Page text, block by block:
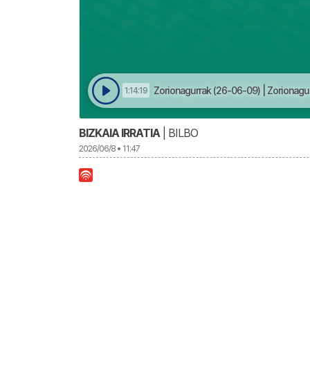
1:14:19 Zorionagurrak (26-06-09) |
BIZKAIA IRRATIA| BILBO
2026/06/8 • 11:47